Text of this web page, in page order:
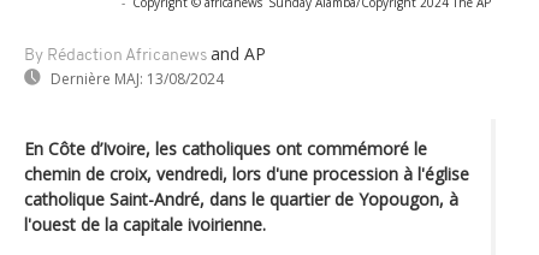
By Rédaction Africanews and AP
Dernière MAJ: 13/08/2024
En Côte d’Ivoire, les catholiques ont commémoré le
chemin de croix, vendredi, lors d'une procession à l'église
catholique Saint-André, dans le quartier de Yopougon, à
l'ouest de la capitale ivoirienne.